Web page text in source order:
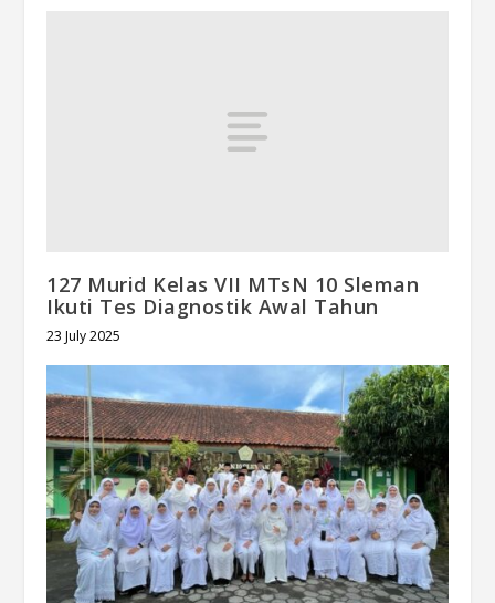
127 Murid Kelas VII MTsN 10 Sleman
Ikuti Tes Diagnostik Awal Tahun
23 July 2025